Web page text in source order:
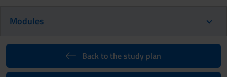
Modules
Back to the study plan